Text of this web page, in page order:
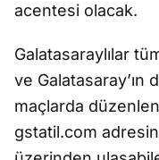
acentesi olacak.
Galatasaraylılar
ve Galatasaray’ın
maçlarda
gstatil.com